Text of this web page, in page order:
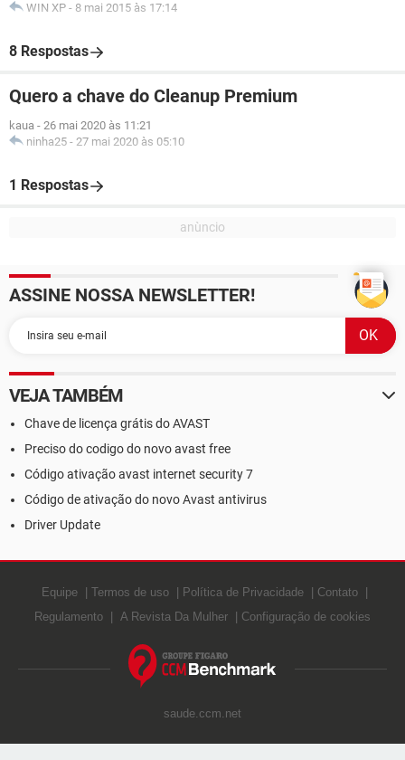
WIN XP - 8 mai 2015 às 17:14
8 Respostas
Quero a chave do Cleanup Premium
kaua - 26 mai 2020 às 11:21
ninha25 - 27 mai 2020 às 05:10
1 Respostas
ASSINE NOSSA NEWSLETTER!
VEJA TAMBÉM
Chave de licença grátis do AVAST
Preciso do codigo do novo avast free
Código ativação avast internet security 7
Código de ativação do novo Avast antivirus
Driver Update
Equipe Termos de uso Política de Privacidade
Contato
Regulamento
A Revista Da Mulher Configuração de cookies
saude.ccm.net